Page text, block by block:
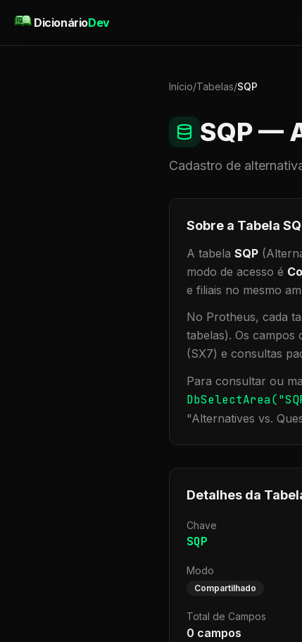
DicionárioDev
Início/Tabelas/SQP
SQP—
Cadastro de
Sobre a Tabela
A tabela SQP
modo de acesso é
e filiais no mesmo
No Protheus, cada
tabelas). Os campos
(SX7) e consultas
Para consultar ou
DbSelectArea("
"Alternatives vs.
Detalhes da
Chave
SQP
Modo
Compartilhado
Total de Campos
0 campos